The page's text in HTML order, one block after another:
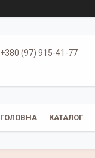
+380 (97) 915-41-77
ГОЛОВНА КАТАЛОГ